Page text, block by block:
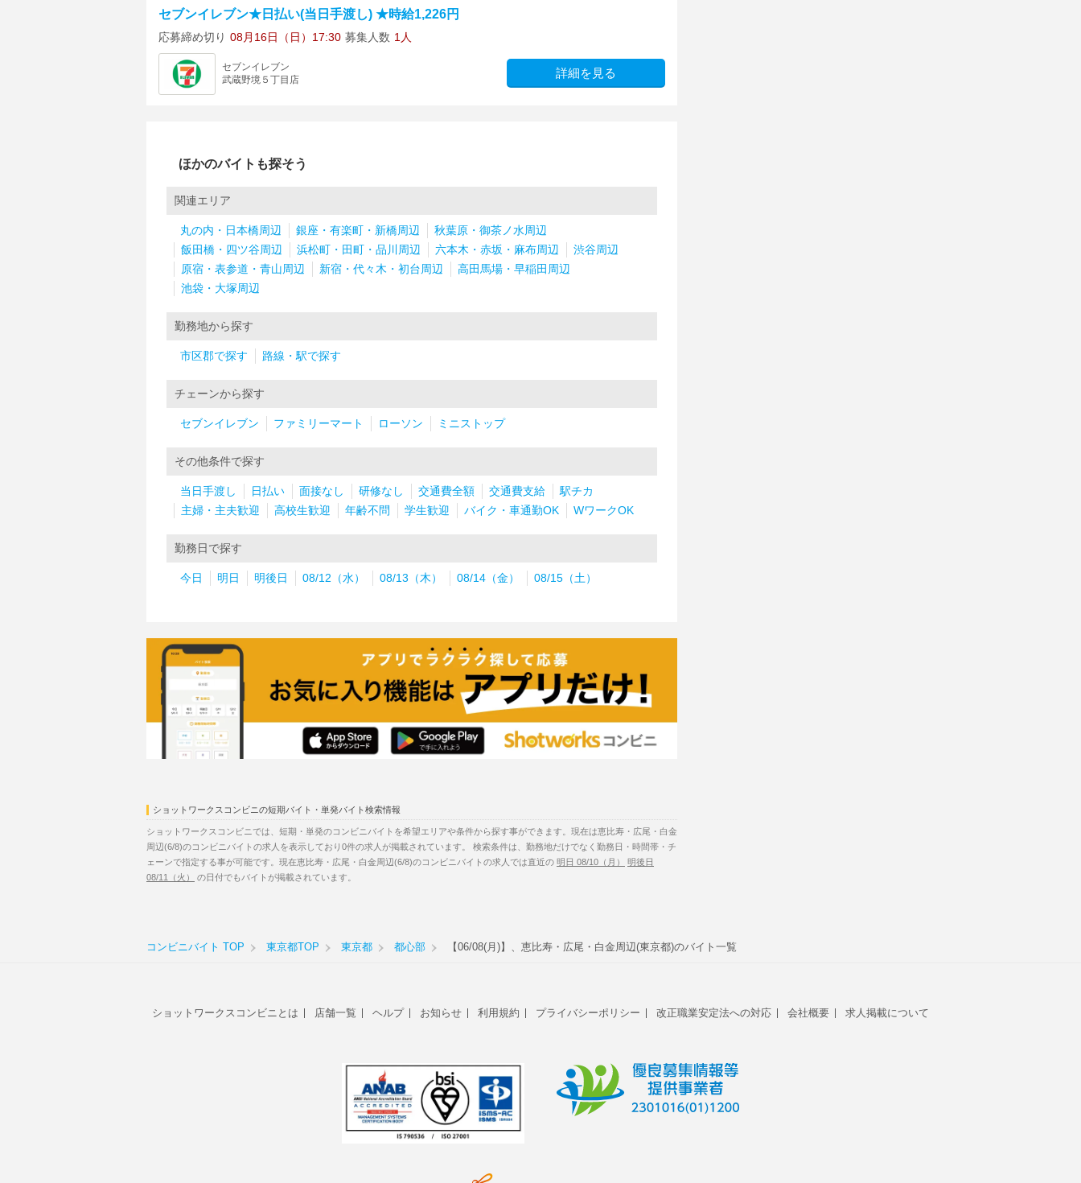
セブンイレブン★日払い(当日手渡し) ★時給1,226円
応募締め切り 08月16日（日）17:30 募集人数 1人
セブンイレブン
武蔵野境５丁目店
詳細を見る
ほかのバイトも探そう
関連エリア
丸の内・日本橋周辺 銀座・有楽町・新橋周辺
秋葉原・御茶ノ水周辺
飯田橋・四ツ谷周辺
浜松町・田町・品川周辺 六本木・赤坂・麻布周辺
渋谷周辺
原宿・表参道・青山周辺
新宿・代々木・初台周辺
高田馬場・早稲田周辺
池袋・大塚周辺
勤務地から探す
市区郡で探す 路線・駅で探す
チェーンから探す
セブンイレブン ファミリーマート ローソン ミニストップ
その他条件で探す
当日手渡し 日払い 面接なし 研修なし 交通費全額 交通費支給
駅チカ
主婦・主夫歓迎
高校生歓迎 年齢不問 学生歓迎 バイク・車通勤OK WワークOK
勤務日で探す
今日 明日 明後日 08/12（水） 08/13（木） 08/14（金） 08/15（土）
ショットワークスコンビニの短期バイト・単発バイト検索情報
ショットワークスコンビニでは、短期・単発のコンビニバイトを希望エリアや条件から探す事ができます。現在は恵比寿・広尾・白金
周辺(6/8)のコンビニバイトの求人を表示しており0件の求人が掲載されています。 検索条件は、勤務地だけでなく勤務日・時間帯・チ
ェーンで指定する事が可能です。現在恵比寿・広尾・白金周辺(6/8)のコンビニバイトの求人では直近の 明日 08/10（月）
明後日
08/11（火）
の日付でもバイトが掲載されています。
コンビニバイト TOP 東京都TOP 東京都 都心部 【06/08(月)】、恵比寿・広尾・白金周辺(東京都)のバイト一覧
ショットワークスコンビニとは 店舗一覧 ヘルプ お知らせ 利用規約 プライバシーポリシー 改正職業安定法への対応 会社概要 求人掲載について